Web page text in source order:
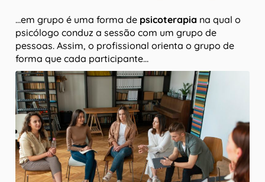
…em grupo é uma forma de psicoterapia na qual o
psicólogo conduz a sessão com um grupo de
pessoas. Assim, o profissional orienta o grupo de
forma que cada participante…